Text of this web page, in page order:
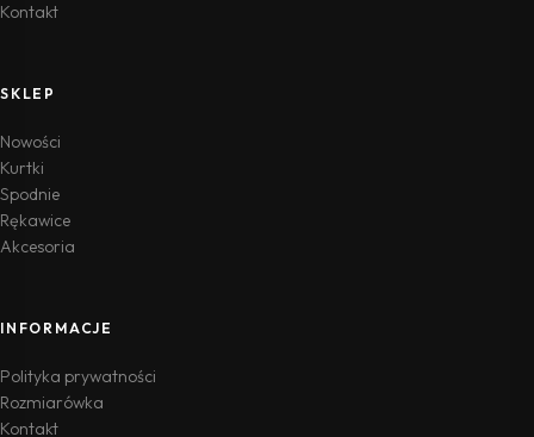
Kontakt
SKLEP
Nowości
Kurtki
Spodnie
Rękawice
Akcesoria
INFORMACJE
Polityka prywatności
Rozmiarówka
Kontakt